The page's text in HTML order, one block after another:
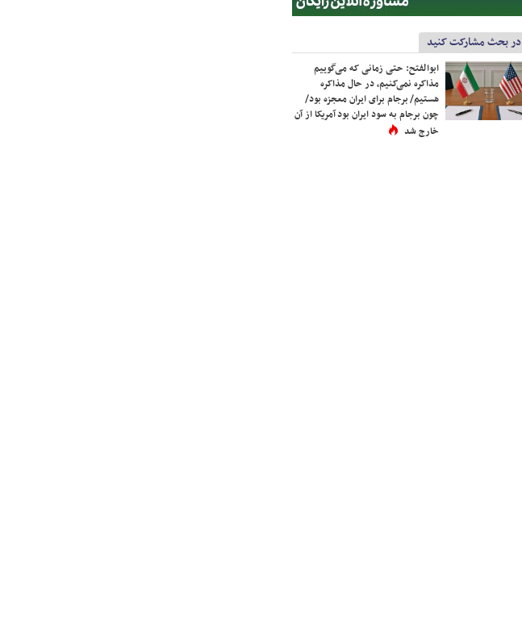
در بحث مشارکت کنید
ابوالفتح: حتی زمانی که می‌گوییم
مذاکره نمی‌کنیم، در حال مذاکره
هستیم/ برجام برای ایران معجزه بود/
چون برجام به سود ایران بود آمریکا از آن
خارج شد